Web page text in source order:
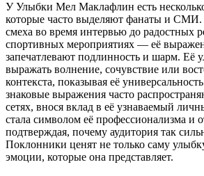
У Улыбки Мел Маклафлин есть
которые часто выделяют фанаты и СМИ.
смеха во время интервью до радостных
спортивных мероприятиях — её
запечатлевают подлинность и шарм. Её
выражать волнение, сочувствие или
контекста, показывая её
знаковые выражения часто
сетях, внося вклад в её узнаваемый
стала символом её профессионализма и
подтверждая, почему аудитория так
Поклонники ценят не только саму
эмоции, которые она представляет.